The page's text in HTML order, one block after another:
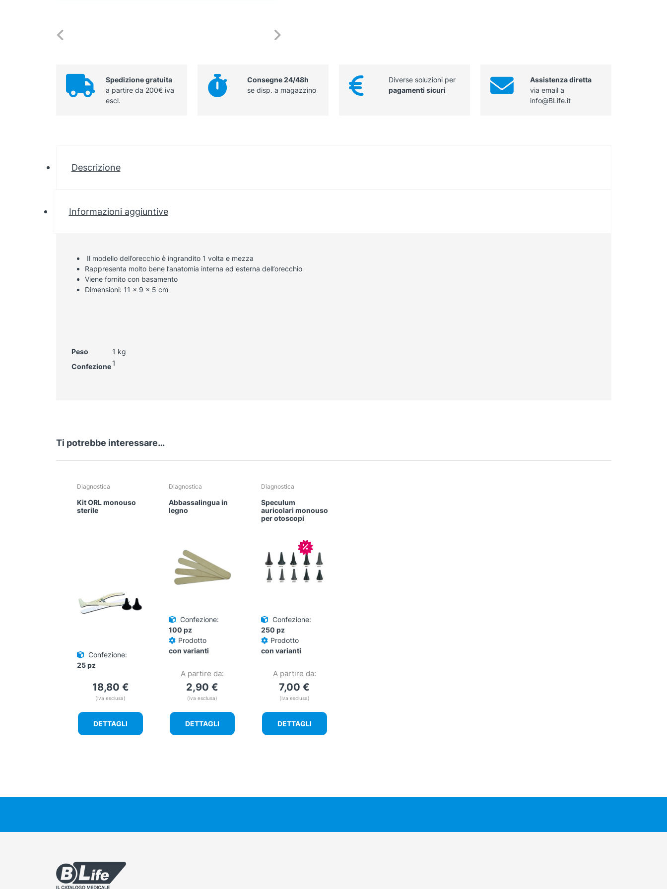
Spedizione gratuita
a partire da 200€ iva
escl.
Consegne 24/48h
se disp. a magazzino
Diverse soluzioni per
pagamenti sicuri
Assistenza diretta
via email a
info@BLife.it
Descrizione
Informazioni aggiuntive
Il modello dell’orecchio è ingrandito 1 volta e mezza
Rappresenta molto bene l’anatomia interna ed esterna dell’orecchio
Viene fornito con basamento
Dimensioni: 11 x 9 x 5 cm
Peso
1 kg
Confezione 1
Ti potrebbe interessare…
Diagnostica
Kit ORL monouso
sterile
Confezione:
25 pz
18,80 €
(iva esclusa)
DETTAGLI
Diagnostica
Abbassalingua in
legno
Confezione:
100 pz
Prodotto
con varianti
A partire da:
2,90€
(iva esclusa)
DETTAGLI
Diagnostica
Speculum
auricolari monouso
per otoscopi
In offerta!
Confezione:
250 pz
Prodotto
con varianti
A partire da:
7,00€
(iva esclusa)
DETTAGLI